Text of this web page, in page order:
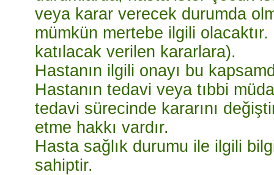
veya karar verecek durumda
mümkün mertebe ilgili
katılacak verilen kararlara).
Hastanın ilgili onayı bu
Hastanın tedavi veya tıbbi
tedavi sürecinde kararını
etme hakkı vardır.
Hasta sağlık durumu ile ilgili
sahiptir.